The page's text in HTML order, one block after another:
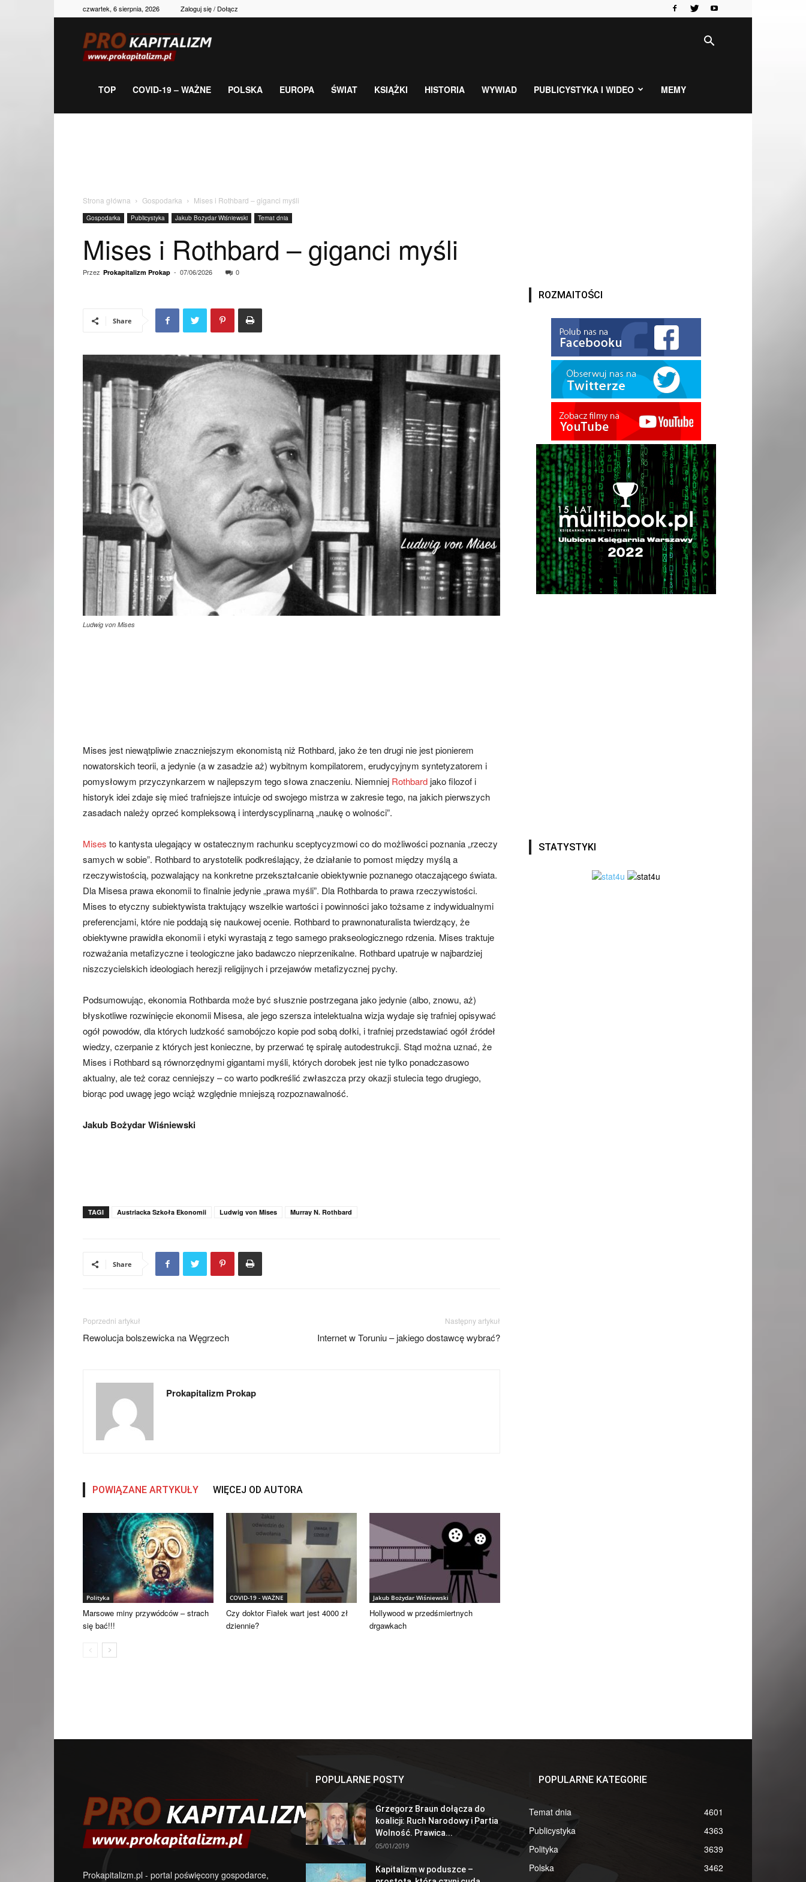
czwartek, 6 sierpnia, 2026 Zaloguj się / Dołącz
gospodarka,
TOP COVID-19 – WAŻNE POLSKA EUROPA ŚWIAT KSIĄŻKI HISTORIA WYWIAD PUBLICYSTYKA I WIDEO MEMY
Strona główna Gospodarka Mises i Rothbard – giganci myśli
Gospodarka Publicystyka Jakub Bożydar Wiśniewski Temat dnia
Mises i Rothbard – giganci myśli
Przez Prokapitalizm Prokap - 07/06/2026 0
Share
Ludwig von Mises
Mises jest niewątpliwie znaczniejszym ekonomistą niż Rothbard, jako że ten drugi nie jest pionierem
nowatorskich teorii, a jedynie (a w zasadzie aż) wybitnym kompilatorem, erudycyjnym syntetyzatorem i
pomysłowym przyczynkarzem w najlepszym tego słowa znaczeniu. Niemniej Rothbardjako filozof i
historyk idei zdaje się mieć trafniejsze intuicje od swojego mistrza w zakresie tego, na jakich pierwszych
zasadach należy oprzeć kompleksową i interdyscyplinarną „naukę o wolności”.
Mises to kantysta ulegający w ostatecznym rachunku sceptycyzmowi co do możliwości poznania „rzeczy
samych w sobie”. Rothbard to arystotelik podkreślający, że działanie to pomost między myślą a
rzeczywistością, pozwalający na konkretne przekształcanie obiektywnie poznanego otaczającego świata.
Dla Misesa prawa ekonomii to finalnie jedynie „prawa myśli”. Dla Rothbarda to prawa rzeczywistości.
Mises to etyczny subiektywista traktujący wszelkie wartości i powinności jako tożsame z indywidualnymi
preferencjami, które nie poddają się naukowej ocenie. Rothbard to prawnonaturalista twierdzący, że
obiektywne prawidła ekonomii i etyki wyrastają z tego samego prakseologicznego rdzenia. Mises traktuje
rozważania metafizyczne i teologiczne jako badawczo nieprzenikalne. Rothbard upatruje w najbardziej
niszczycielskich ideologiach herezji religijnych i przejawów metafizycznej pychy.
Podsumowując, ekonomia Rothbarda może być słusznie postrzegana jako jedynie (albo, znowu, aż)
błyskotliwe rozwinięcie ekonomii Misesa, ale jego szersza intelektualna wizja wydaje się trafniej opisywać
ogół powodów, dla których ludzkość samobójczo kopie pod sobą dołki, i trafniej przedstawiać ogół źródeł
wiedzy, czerpanie z których jest konieczne, by przerwać tę spiralę autodestrukcji. Stąd można uznać, że
Mises i Rothbard są równorzędnymi gigantami myśli, których dorobek jest nie tylko ponadczasowo
aktualny, ale też coraz cenniejszy – co warto podkreślić zwłaszcza przy okazji stulecia tego drugiego,
biorąc pod uwagę jego wciąż względnie mniejszą rozpoznawalność.
Jakub Bożydar Wiśniewski
TAGI Austriacka Szkoła Ekonomii Ludwig von Mises Murray N. Rothbard
Share
Poprzedni artykuł
Rewolucja bolszewicka na Węgrzech
Następny artykuł
Internet w Toruniu – jakiego dostawcę wybrać?
Prokapitalizm Prokap
POWIĄZANE ARTYKUŁY WIĘCEJ OD AUTORA
Polityka
Marsowe miny przywódców – strach
się bać!!!
COVID-19 - WAŻNE
Czy doktor Fiałek wart jest 4000 zł
dziennie?
Jakub Bożydar Wiśniewski
Hollywood w przedśmiertnych
drgawkach
ROZMAITOŚCI
STATYSTYKI
Prokapitalizm.pl - portal poświęcony gospodarce,
POPULARNE POSTY
Grzegorz Braun dołącza do
koalicji: Ruch Narodowy i Partia
Wolność. Prawica...
05/01/2019
Kapitalizm w poduszce –
POPULARNE KATEGORIE
Temat dnia
4601
Publicystyka
4363
Polityka
3639
Polska
3462